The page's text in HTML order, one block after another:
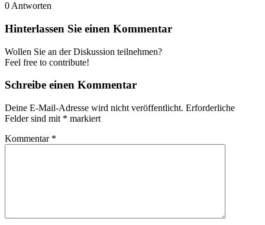
0 Antworten
Hinterlassen Sie einen Kommentar
Wollen Sie an der Diskussion teilnehmen?
Feel free to contribute!
Schreibe einen Kommentar
Deine E-Mail-Adresse wird nicht veröffentlicht. Erforderliche
Felder sind mit * markiert
Kommentar *